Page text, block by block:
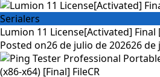
Serialers
Lumion 11 License[Activated]
Posted on26 de julio de 202626 de